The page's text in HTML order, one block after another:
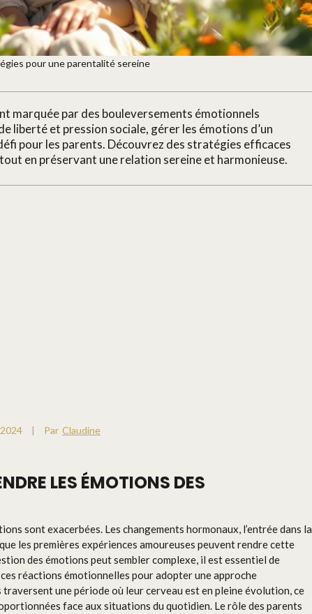
pour une parentalité sereine
marquée par des bouleversements émotionnels
liberté et pression sociale, gérer les émotions d’un
pour les parents. Découvrez des stratégies efficaces
en préservant une relation sereine et harmonieuse.
| Par Claudine
LES ÉMOTIONS DES
sont exacerbées. Les changements hormonaux, l’entrée dans la
les premières expériences amoureuses peuvent rendre cette
des émotions peut sembler complexe, il est essentiel de
réactions émotionnelles pour adopter une approche
une période où leur cerveau est en pleine évolution, ce
face aux situations du quotidien. Le rôle des parents